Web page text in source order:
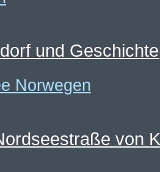
und
von